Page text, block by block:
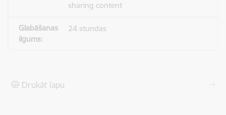
sharing content
24 stundas
Drukāt lapu